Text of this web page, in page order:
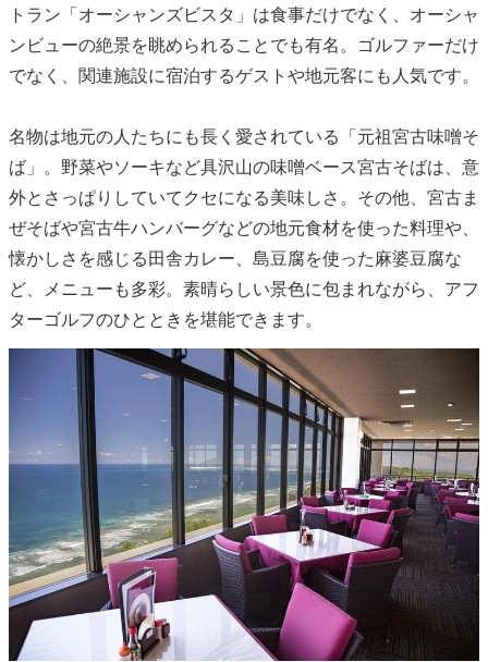
トラン「オーシャンズビスタ」は食事だけでなく、オーシャ
ンビューの絶景を眺められることでも有名。ゴルファーだけ
でなく、関連施設に宿泊するゲストや地元客にも人気です。
名物は地元の人たちにも長く愛されている「元祖宮古味噌そ
ば」。野菜やソーキなど具沢山の味噌ベース宮古そばは、意
外とさっぱりしていてクセになる美味しさ。その他、宮古ま
ぜそばや宮古牛ハンバーグなどの地元食材を使った料理や、
懐かしさを感じる田舎カレー、島豆腐を使った麻婆豆腐な
ど、メニューも多彩。素晴らしい景色に包まれながら、アフ
ターゴルフのひとときを堪能できます。